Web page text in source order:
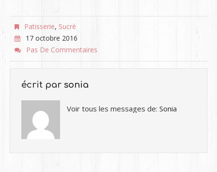
Patisserie, Sucré
17 octobre 2016
Pas De Commentaires
écrit par sonia
Voir tous les messages de: Sonia